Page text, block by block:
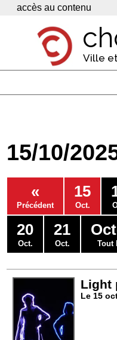
Panneau de gestion des cookies
accès au contenu
Ville
Economie
Services
Contacts
15/10/
«
Précédent
15
Oct.
20
Oct.
21
Oct. Tout
Light
Le 15